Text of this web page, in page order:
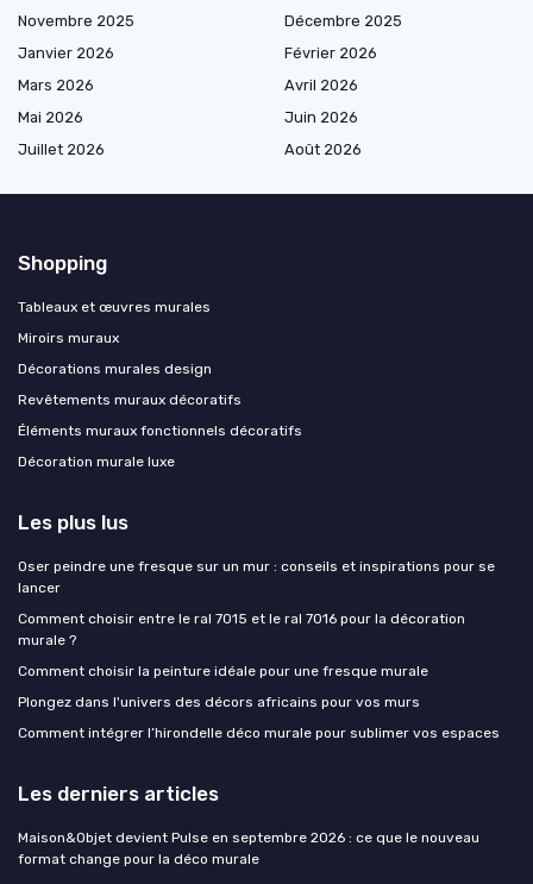
Novembre 2025
Décembre 2025
Janvier 2026
Février 2026
Mars 2026
Avril 2026
Mai 2026
Juin 2026
Juillet 2026
Août 2026
Shopping
Tableaux et œuvres murales
Miroirs muraux
Décorations murales design
Revêtements muraux décoratifs
Éléments muraux fonctionnels décoratifs
Décoration murale luxe
Les plus lus
Oser peindre une fresque sur un mur : conseils et inspirations pour se
lancer
Comment choisir entre le ral 7015 et le ral 7016 pour la décoration
murale ?
Comment choisir la peinture idéale pour une fresque murale
Plongez dans l'univers des décors africains pour vos murs
Comment intégrer l’hirondelle déco murale pour sublimer vos espaces
Les derniers articles
Maison&Objet devient Pulse en septembre 2026 : ce que le nouveau
format change pour la déco murale